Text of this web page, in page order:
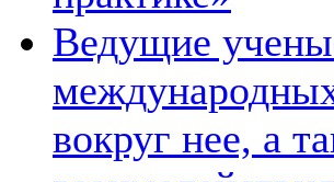
Ведущие
вокруг нее, а